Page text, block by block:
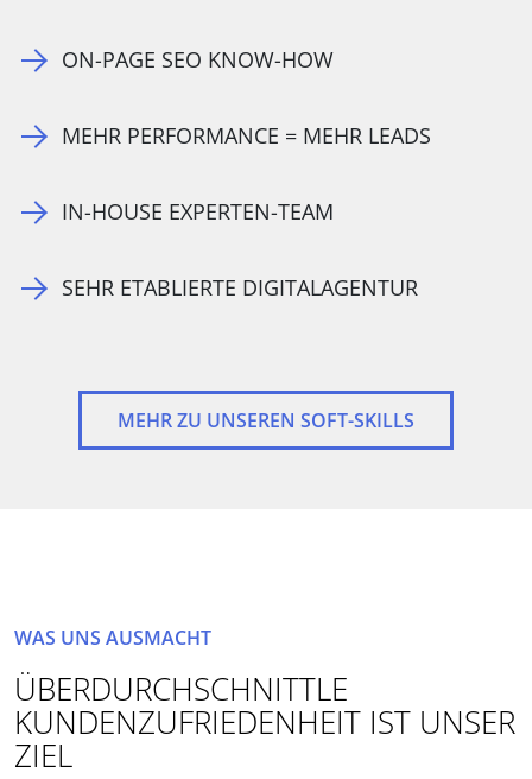
ON-PAGE SEO KNOW-HOW
MEHR PERFORMANCE = MEHR LEADS
IN-HOUSE EXPERTEN-TEAM
SEHR ETABLIERTE DIGITALAGENTUR
MEHR ZU UNSEREN SOFT-SKILLS
WAS UNS AUSMACHT
ÜBERDURCHSCHNITTLE
KUNDENZUFRIEDENHEIT IST UNSER
ZIEL